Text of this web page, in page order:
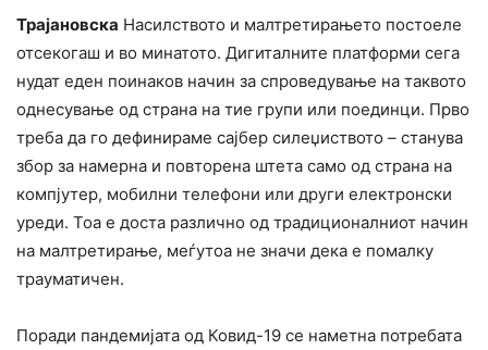
Трајановска Насилството и малтретирањето постоеле
отсекогаш и во минатото. Дигиталните платформи сега
нудат еден поинаков начин за спроведување на таквото
однесување од страна на тие групи или поединци. Прво
треба да го дефинираме сајбер силеџиството – станува
збор за намерна и повторена штета само од страна на
компјутер, мобилни телефони или други електронски
уреди. Тоа е доста различно од традиционалниот начин
на малтретирање, меѓутоа не значи дека е помалку
трауматичен.
Поради пандемијата од Ковид-19 се наметна потребата